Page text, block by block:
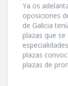
Ya os
oposiciones
de Galicia
plazas que
plazas
plazas de